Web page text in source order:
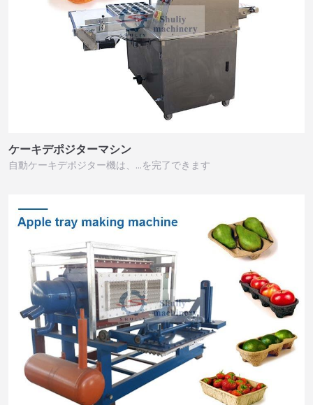
ケーキデポジターマシン
自動ケーキデポジター機は、…を完了できます